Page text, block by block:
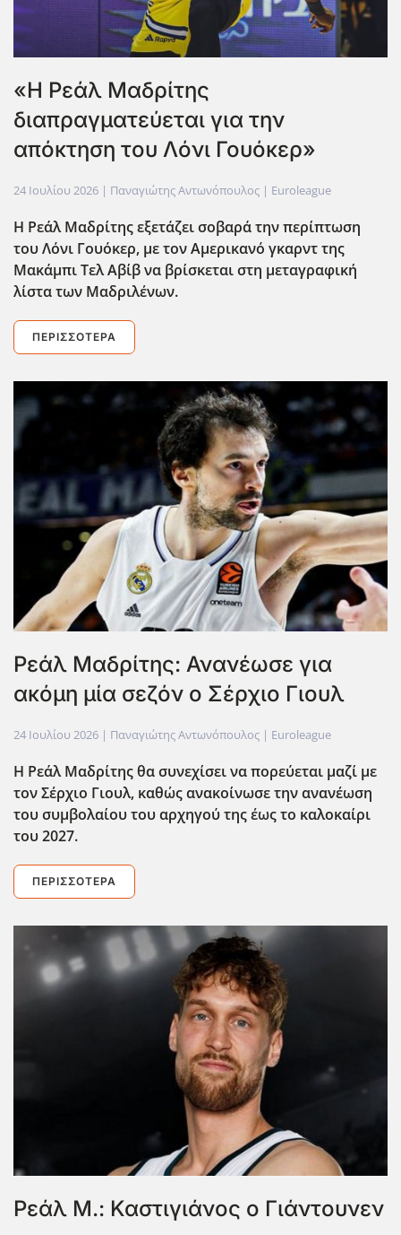
«Η Ρεάλ Μαδρίτης
διαπραγματεύεται για την
απόκτηση του Λόνι Γουόκερ»
24 Ιουλίου 2026 | Παναγιώτης Αντωνόπουλος | Euroleague
Η Ρεάλ Μαδρίτης εξετάζει σοβαρά την περίπτωση
του Λόνι Γουόκερ, με τον Αμερικανό γκαρντ της
Μακάμπι Τελ Αβίβ να βρίσκεται στη μεταγραφική
λίστα των Μαδριλένων.
ΠΕΡΙΣΣΌΤΕΡΑ
Ρεάλ Μαδρίτης: Ανανέωσε για
ακόμη μία σεζόν ο Σέρχιο Γιουλ
24 Ιουλίου 2026 | Παναγιώτης Αντωνόπουλος | Euroleague
Η Ρεάλ Μαδρίτης θα συνεχίσει να πορεύεται μαζί με
τον Σέρχιο Γιουλ, καθώς ανακοίνωσε την ανανέωση
του συμβολαίου του αρχηγού της έως το καλοκαίρι
του 2027.
ΠΕΡΙΣΣΌΤΕΡΑ
Ρεάλ Μ.: Καστιγιάνος ο Γιάντουνεν